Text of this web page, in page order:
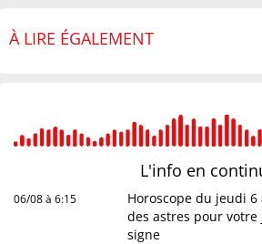
À LIRE ÉGALEMENT
L'info en
06/08 à 6:15
Horoscope du jeudi
des astres pour
signe